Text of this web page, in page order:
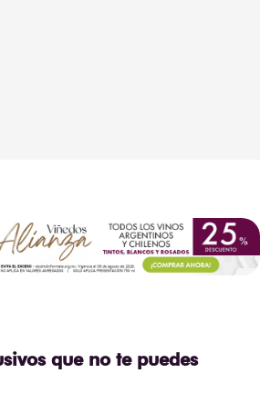
que no te puedes